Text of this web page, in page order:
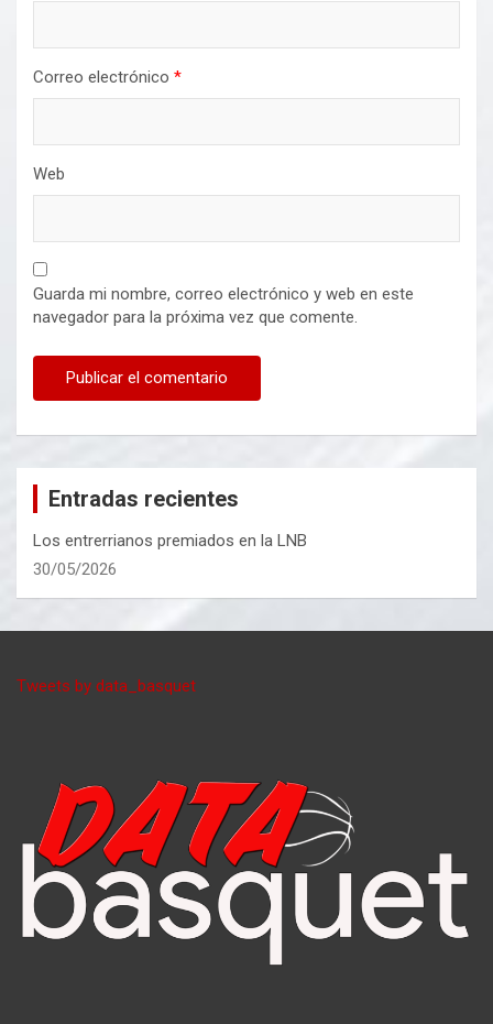
Correo electrónico *
Web
Guarda mi nombre, correo electrónico y web en este
navegador para la próxima vez que comente.
Entradas recientes
Los entrerrianos premiados en la LNB
30/05/2026
Tweets by data_basquet